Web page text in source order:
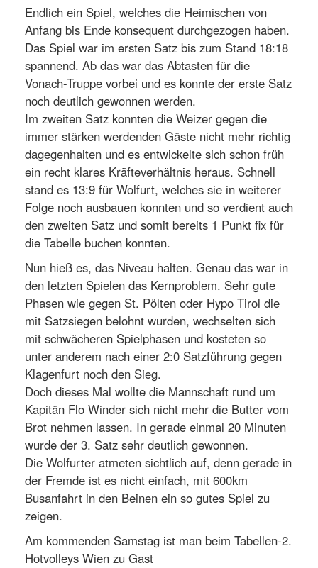
Endlich ein Spiel, welches die Heimischen von
Anfang bis Ende konsequent durchgezogen haben.
Das Spiel war im ersten Satz bis zum Stand 18:18
spannend. Ab das war das Abtasten für die
Vonach-Truppe vorbei und es konnte der erste Satz
noch deutlich gewonnen werden.
Im zweiten Satz konnten die Weizer gegen die
immer stärken werdenden Gäste nicht mehr richtig
dagegenhalten und es entwickelte sich schon früh
ein recht klares Kräfteverhältnis heraus. Schnell
stand es 13:9 für Wolfurt, welches sie in weiterer
Folge noch ausbauen konnten und so verdient auch
den zweiten Satz und somit bereits 1 Punkt fix für
die Tabelle buchen konnten.
Nun hieß es, das Niveau halten. Genau das war in
den letzten Spielen das Kernproblem. Sehr gute
Phasen wie gegen St. Pölten oder Hypo Tirol die
mit Satzsiegen belohnt wurden, wechselten sich
mit schwächeren Spielphasen und kosteten so
unter anderem nach einer 2:0 Satzführung gegen
Klagenfurt noch den Sieg.
Doch dieses Mal wollte die Mannschaft rund um
Kapitän Flo Winder sich nicht mehr die Butter vom
Brot nehmen lassen. In gerade einmal 20 Minuten
wurde der 3. Satz sehr deutlich gewonnen.
Die Wolfurter atmeten sichtlich auf, denn gerade in
der Fremde ist es nicht einfach, mit 600km
Busanfahrt in den Beinen ein so gutes Spiel zu
zeigen.
Am kommenden Samstag ist man beim Tabellen-2.
Hotvolleys Wien zu Gast